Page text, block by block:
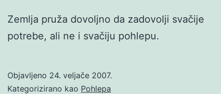
Zemlja pruža dovoljno da zadovolji svačije
potrebe, ali ne i svačiju pohlepu.
Objavljeno 24. veljače 2007.
Kategorizirano kao Pohlepa